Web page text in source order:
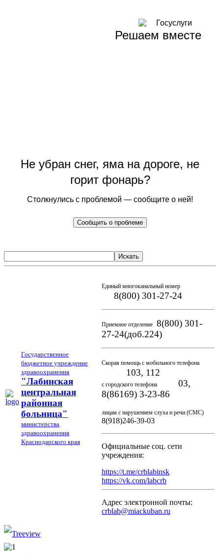
Решаем вместе
Не убран снег, яма на дороге, не
горит фонарь?
Столкнулись с проблемой — сообщите о ней!
Сообщить о проблеме
Искать
Государственное
бюджетное учреждение
здравоохранения
"Лабинская
центральная
районная
больница"
министерства
здравоохранения
Краснодарского края
Единый многоканальный номер
8(800) 301-27-24
Приемное отделение 8(800) 301-
27-24(доб.224)
Скорая помощь с мобильного телефона
103, 112
с городского телефона
03,
8(86169) 3-23-86
лицам с нарушением слуха и речи (СМС)
8(918)246-39-03
Официальные соц. сети
учреждения:
https://t.me/crblabinsk
https://vk.com/labcrb
Адрес электронной почты:
crblab@miackuban.ru